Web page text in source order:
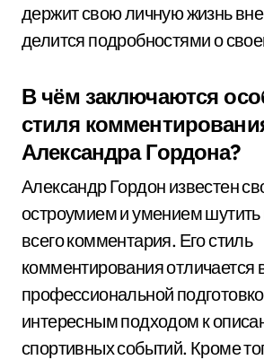
держит свою личную жизнь
делится подробностями о
В чём заключаются
стиля
Александра Гордона?
Александр Гордон известен
остроумием и умением
всего комментария. Его стиль
комментирования отличается
профессиональной
интересным подходом к
спортивных событий. Кроме